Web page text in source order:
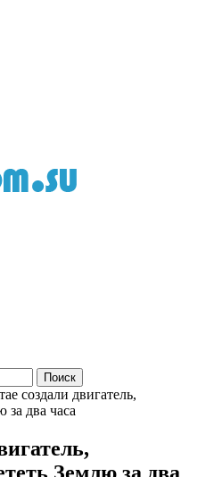
создали двигатель,
за два часа